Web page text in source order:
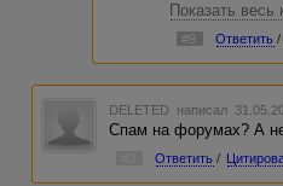
Главный УРЛ
очень
комментарий
оплате ему
Показать весь
#9 Ответить /
DELETED написал
Спам на форумах? А
Ответить /